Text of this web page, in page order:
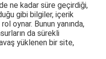
ne kadar süre geçirdiği,
gibi bilgiler, içerik
oynar. Bunun yanında,
da sürekli
yüklenen bir site,